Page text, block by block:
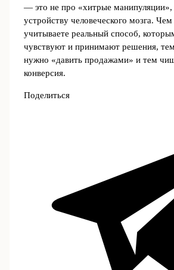
— это не про «хитрые манипуляции»,
устройству человеческого мозга.
учитываете реальный способ,
чувствуют и принимают решения,
нужно «давить продажами» и тем
конверсия.
Поделиться